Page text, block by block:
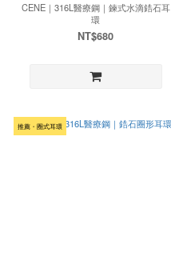
CENE｜316L醫療鋼｜鍊式水滴鋯石耳
環
NT$680
推薦・圈式耳環